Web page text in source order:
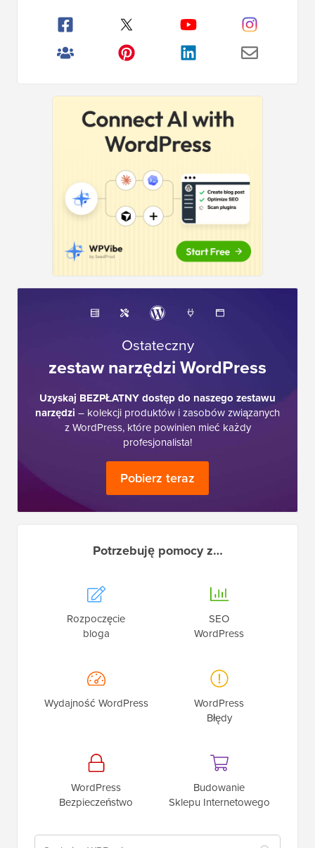
Ostateczny
zestaw narzędzi WordPress
Uzyskaj BEZPŁATNY dostęp do naszego zestawu
narzędzi – kolekcji produktów i zasobów związanych
z WordPress, które powinien mieć każdy
profesjonalista!
Pobierz teraz
Potrzebuję pomocy z…
Rozpoczęcie
bloga
SEO
WordPress
Wydajność WordPress
WordPress
Błędy
WordPress
Bezpieczeństwo
Budowanie
Sklepu Internetowego